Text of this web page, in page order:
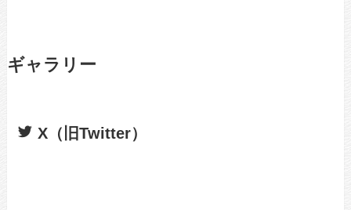
ギャラリー
X（旧Twitter）